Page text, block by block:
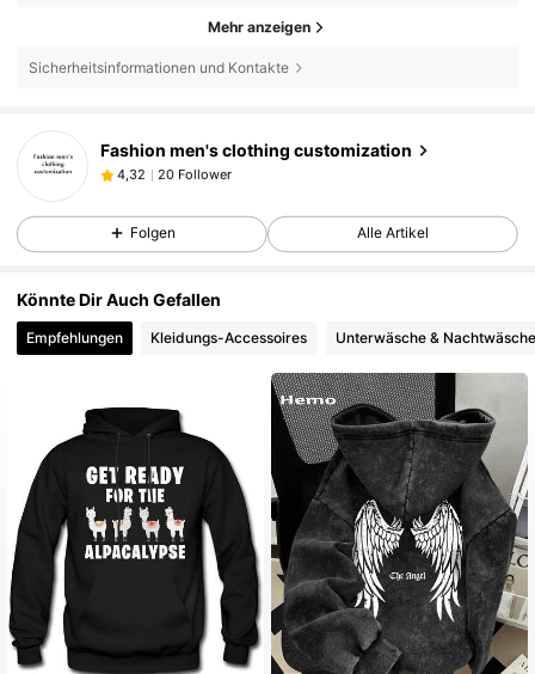
Mehr anzeigen
Sicherheitsinformationen und Kontakte
Fashion men's clothing customization
4,32
20 Follower
a***r ist Vor 1 Tag
4,32 20 Follower
4,32
4,32
4,32 20 Follower
4,32 20 Follower
4,32 20 Follower
Folgen Alle Artikel
Könnte Dir Auch Gefallen
Empfehlungen Kleidungs-Accessoires Unterwäsche & Nachtwäsche